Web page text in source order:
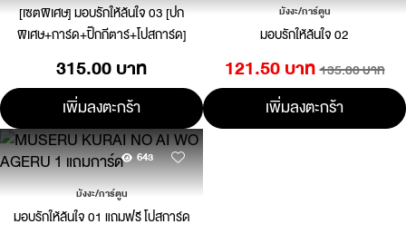
[เซตพิเศษ] มอบรักให้ล้นใจ 03 [ปก
พิเศษ+การ์ด+ปิ๊กกีตาร์+โปสการ์ด]
315.00 บาท
เพิ่มลงตะกร้า
มังงะ/การ์ตูน
มอบรักให้ล้นใจ 02
121.50 บาท 135.00 บาท
เพิ่มลงตะกร้า
643
มังงะ/การ์ตูน
มอบรักให้ล้นใจ 01 แถมฟรี โปสการ์ด